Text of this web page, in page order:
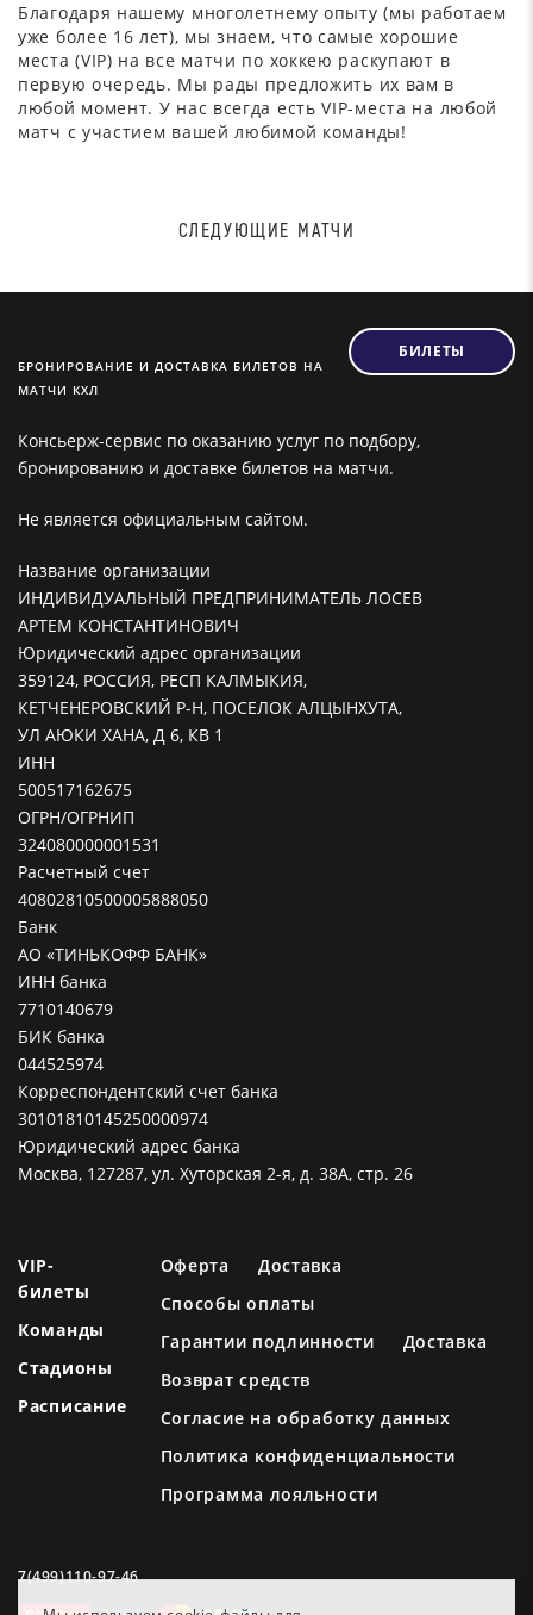
Благодаря нашему многолетнему опыту (мы работаем
уже более 16 лет), мы знаем, что самые хорошие
места (VIP) на все матчи по хоккею раскупают в
первую очередь. Мы рады предложить их вам в
любой момент. У нас всегда есть VIP-места на любой
матч с участием вашей любимой команды!
СЛЕДУЮЩИЕ МАТЧИ
БРОНИРОВАНИЕ И ДОСТАВКА БИЛЕТОВ НА
МАТЧИ КХЛ
БИЛЕТЫ
Консьерж-сервис по оказанию услуг по подбору,
бронированию и доставке билетов на матчи.
Не является официальным сайтом.
Название организации
ИНДИВИДУАЛЬНЫЙ ПРЕДПРИНИМАТЕЛЬ ЛОСЕВ
АРТЕМ КОНСТАНТИНОВИЧ
Юридический адрес организации
359124, РОССИЯ, РЕСП КАЛМЫКИЯ,
КЕТЧЕНЕРОВСКИЙ Р-Н, ПОСЕЛОК АЛЦЫНХУТА,
УЛ АЮКИ ХАНА, Д 6, КВ 1
ИНН
500517162675
ОГРН/ОГРНИП
324080000001531
Расчетный счет
40802810500005888050
Банк
АО «ТИНЬКОФФ БАНК»
ИНН банка
7710140679
БИК банка
044525974
Корреспондентский счет банка
30101810145250000974
Юридический адрес банка
Москва, 127287, ул. Хуторская 2-я, д. 38А, стр. 26
VIP-
билеты
Команды
Стадионы
Расписание
Оферта
Доставка
Способы оплаты
Гарантии подлинности
Доставка
Возврат средств
Согласие на обработку данных
Политика конфиденциальности
Программа лояльности
7(499)110-97-46